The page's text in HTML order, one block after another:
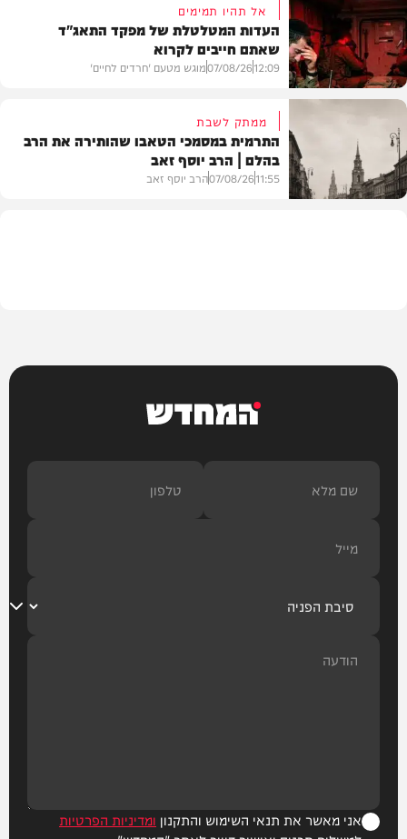
וידאו
דעות
אל תהיו תמימים
העדות המטלטלת של מפקד התאג"ד
שאתם חייבים לקרוא
12:09
07/08/26מוגש מטעם 'חרדים לחיים'
ממתק לשבת
התרמית במסמכי הטאבו שהותירה את הרב
בהלם | הרב יוסף זאב
11:55
07/08/26הרב יוסף זאב
המחדש
אני מאשר את תנאי השימוש והתקנון ומדיניות הפרטיות